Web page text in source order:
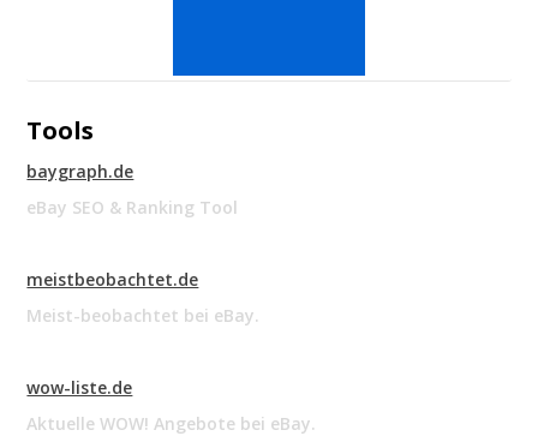
Tools
baygraph.de
eBay SEO & Ranking Tool
meistbeobachtet.de
Meist-beobachtet bei eBay.
wow-liste.de
Aktuelle WOW! Angebote bei eBay.